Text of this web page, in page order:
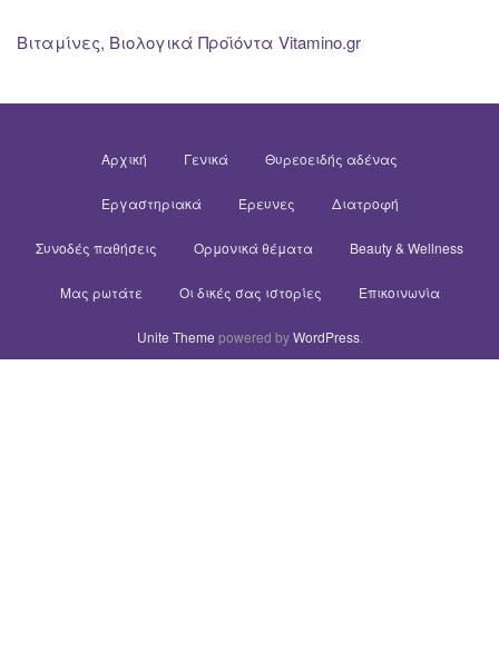
Βιταμίνες, Βιολογικά Προϊόντα Vitamino.gr
Αρχική Γενικά Θυρεοειδής αδένας
Εργαστηριακά Έρευνες Διατροφή
Συνοδές παθήσεις Ορμονικά θέματα Beauty & Wellness
Μας ρωτάτε Οι δικές σας ιστορίες Επικοινωνία
Unite Theme powered byWordPress.